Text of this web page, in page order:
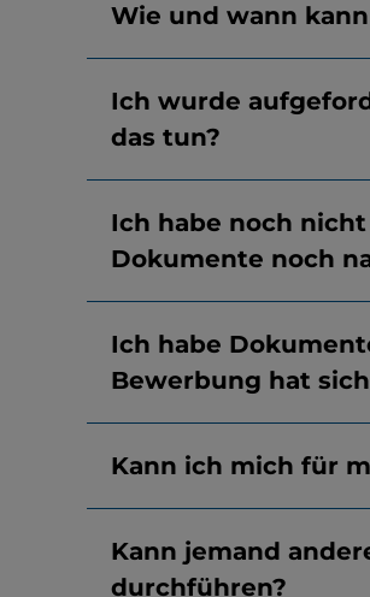
Wie und wann
Ich wurde
das tun?
Ich habe noch
Dokumente noch
Ich habe
Bewerbung hat
Kann ich mich für
Kann jemand
durchführen?